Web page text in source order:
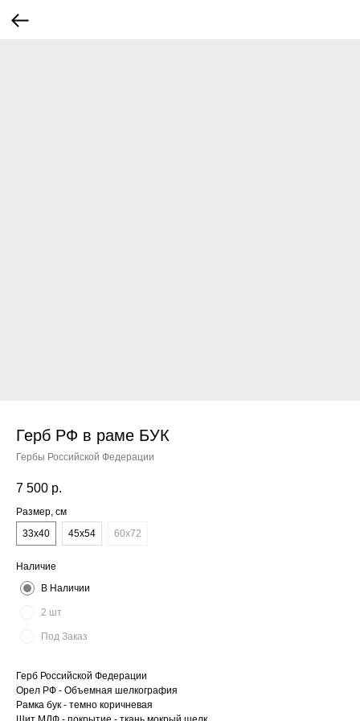
Герб РФ в раме БУК
Гербы Российской Федерации
7 500 р.
Размер, см
33x40
45x54 60x72
Наличие
В Наличии
2 шт
Под Заказ
Герб Российской Федерации
Орел РФ - Объемная шелкография
Рамка бук - темно коричневая